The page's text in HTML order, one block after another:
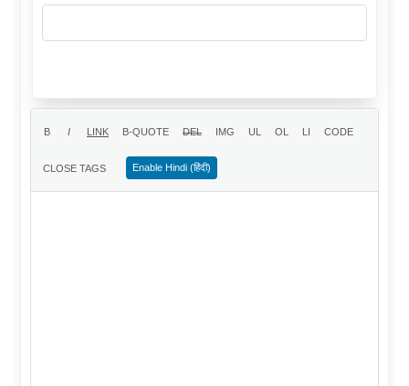
Enable Hindi (हिंदी)